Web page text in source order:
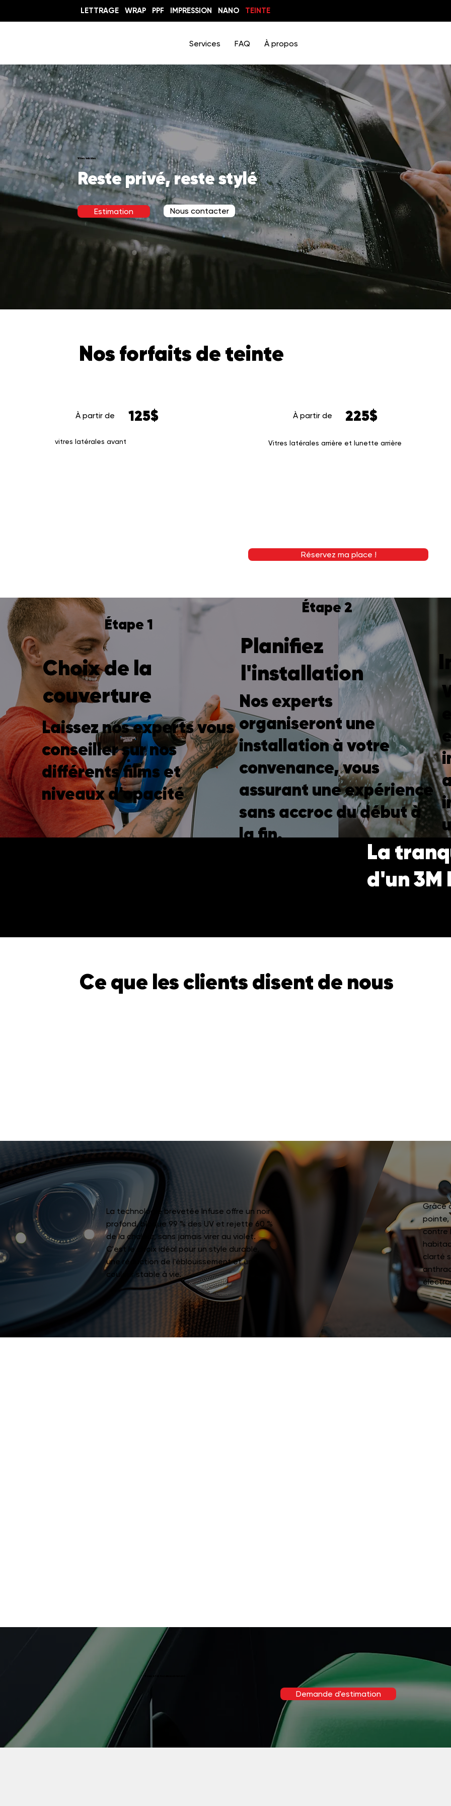
LETTRAGE WRAP PPF IMPRESSION NANO TEINTE
Services FAQ À propos
Vitres teintées
Reste privé, reste stylé
Estimation Nous contacter
Nos forfaits de teinte
À partir de 125$
vitres latérales avant
À partir de 225$
Vitres latérales arrière et lunette arrière
Réservez ma place !
Étape 1
Choix de la
couverture
Laissez nos experts vous
conseiller sur nos
différents films et
niveaux d'opacité
Étape 2
Planifiez
l'installation
Nos experts
organiseront une
installation à votre
convenance, vous
assurant une expérience
sans accroc du début à
la fin.
La
d'un 3M
Ce que les clients disent de nous
La technologie brevetée Infuse offre un noir
profond, bloque 99 % des UV et rejette 60 %
de la chaleur, sans jamais virer au violet.
C'est le choix idéal pour un style durable,
une réduction de l'éblouissement et une
couleur stable à vie.
Grâce
pointe,
contre
clarté
Demande d'estimation